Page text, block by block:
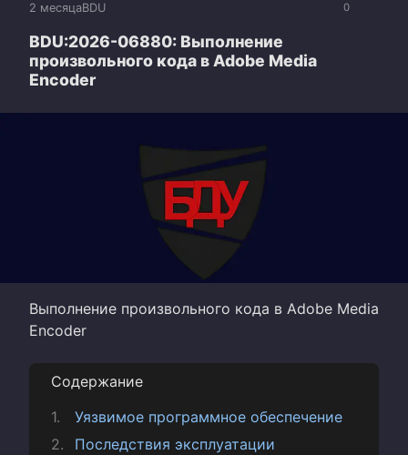
0
2 месяцаBDU
BDU:2026-06880: Выполнение
произвольного кода в Adobe Media
Encoder
Выполнение произвольного кода в Adobe Media
Encoder
Содержание
Уязвимое программное обеспечение
Последствия эксплуатации